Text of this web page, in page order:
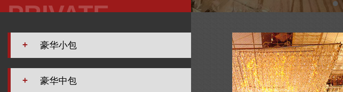
PRIVATE
ROOM
+ 豪华小包
+ 豪华中包